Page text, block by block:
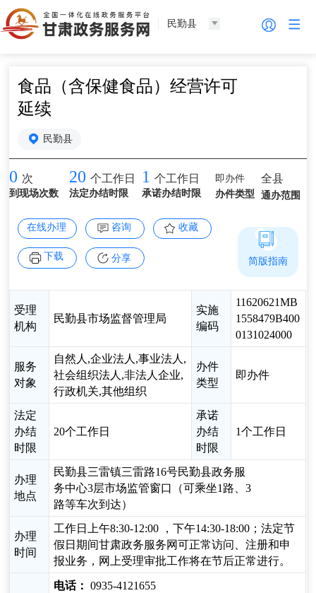
民勤县
食品（含保健食品）经营许可
延续
民勤县
0 次
到现场次数
20 个工作日
法定办结时限
1 个工作日
承诺办结时限
即办件
办件类型
全县
通办范围
在线办理 咨询 收藏
下载 分享
受理
机构
民勤县市场监督管理局
实施
编码
11620621MB
1558479B400
0131024000
服务
对象
自然人,企业法人,事业法人,
社会组织法人,非法人企业,
行政机关,其他组织
办件
类型
即办件
法定
办结
时限
20个工作日
承诺
办结
时限
1个工作日
办理
地点
民勤县三雷镇三雷路16号民勤县政务服
务中心3层市场监管窗口（可乘坐1路、3
路等车次到达）
办理
时间
工作日上午8:30-12:00 ，下午14:30-18:00；法定节
假日期间甘肃政务服务网可正常访问、注册和申
报业务，网上受理审批工作将在节后正常进行。
电话： 0935-4121655
简版指南